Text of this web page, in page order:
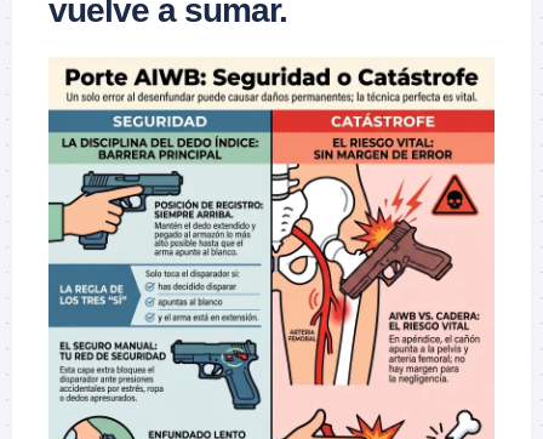
vuelve a sumar.